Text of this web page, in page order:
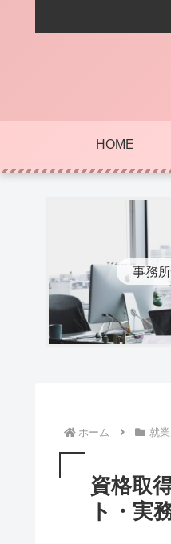
HOME
事務
ホーム 就
資格取
ト・実